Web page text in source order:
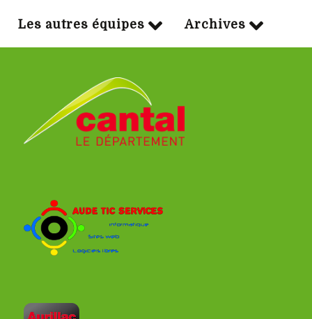
Les autres équipes Archives